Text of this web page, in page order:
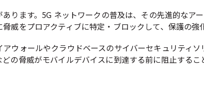
ります。5G ネットワークの普及は、その先進的なア
威をプロアクティブに特定・ブロックして、保護の強
ウォールやクラウドベースのサイバーセキュリティ
の脅威がモバイルデバイスに到達する前に阻止する